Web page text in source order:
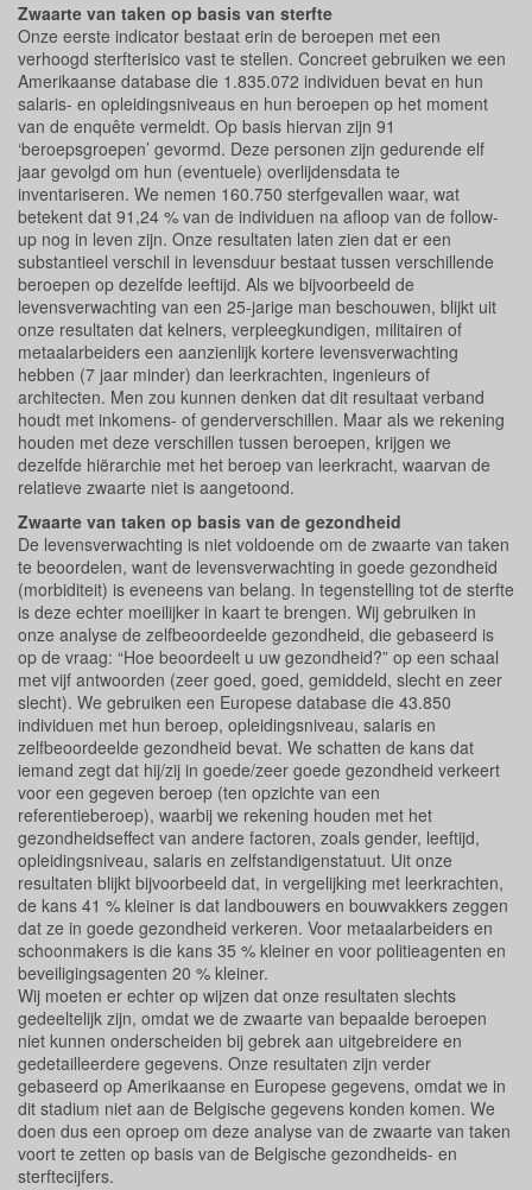
Zwaarte van taken op basis van sterfte
Onze eerste indicator bestaat erin de beroepen met een
verhoogd sterfterisico vast te stellen. Concreet gebruiken we een
Amerikaanse database die 1.835.072 individuen bevat en hun
salaris- en opleidingsniveaus en hun beroepen op het moment
van de enquête vermeldt. Op basis hiervan zijn 91
‘beroepsgroepen’ gevormd. Deze personen zijn gedurende elf
jaar gevolgd om hun (eventuele) overlijdensdata te
inventariseren. We nemen 160.750 sterfgevallen waar, wat
betekent dat 91,24 % van de individuen na afloop van de follow-
up nog in leven zijn. Onze resultaten laten zien dat er een
substantieel verschil in levensduur bestaat tussen verschillende
beroepen op dezelfde leeftijd. Als we bijvoorbeeld de
levensverwachting van een 25-jarige man beschouwen, blijkt uit
onze resultaten dat kelners, verpleegkundigen, militairen of
metaalarbeiders een aanzienlijk kortere levensverwachting
hebben (7 jaar minder) dan leerkrachten, ingenieurs of
architecten. Men zou kunnen denken dat dit resultaat verband
houdt met inkomens- of genderverschillen. Maar als we rekening
houden met deze verschillen tussen beroepen, krijgen we
dezelfde hiërarchie met het beroep van leerkracht, waarvan de
relatieve zwaarte niet is aangetoond.
Zwaarte van taken op basis van de gezondheid
De levensverwachting is niet voldoende om de zwaarte van taken
te beoordelen, want de levensverwachting in goede gezondheid
(morbiditeit) is eveneens van belang. In tegenstelling tot de sterfte
is deze echter moeilijker in kaart te brengen. Wij gebruiken in
onze analyse de zelfbeoordeelde gezondheid, die gebaseerd is
op de vraag: “Hoe beoordeelt u uw gezondheid?” op een schaal
met vijf antwoorden (zeer goed, goed, gemiddeld, slecht en zeer
slecht). We gebruiken een Europese database die 43.850
individuen met hun beroep, opleidingsniveau, salaris en
zelfbeoordeelde gezondheid bevat. We schatten de kans dat
iemand zegt dat hij/zij in goede/zeer goede gezondheid verkeert
voor een gegeven beroep (ten opzichte van een
referentieberoep), waarbij we rekening houden met het
gezondheidseffect van andere factoren, zoals gender, leeftijd,
opleidingsniveau, salaris en zelfstandigenstatuut. Uit onze
resultaten blijkt bijvoorbeeld dat, in vergelijking met leerkrachten,
de kans 41 % kleiner is dat landbouwers en bouwvakkers zeggen
dat ze in goede gezondheid verkeren. Voor metaalarbeiders en
schoonmakers is die kans 35 % kleiner en voor politieagenten en
beveiligingsagenten 20 % kleiner.
Wij moeten er echter op wijzen dat onze resultaten slechts
gedeeltelijk zijn, omdat we de zwaarte van bepaalde beroepen
niet kunnen onderscheiden bij gebrek aan uitgebreidere en
gedetailleerdere gegevens. Onze resultaten zijn verder
gebaseerd op Amerikaanse en Europese gegevens, omdat we in
dit stadium niet aan de Belgische gegevens konden komen. We
doen dus een oproep om deze analyse van de zwaarte van taken
voort te zetten op basis van de Belgische gezondheids- en
sterftecijfers.